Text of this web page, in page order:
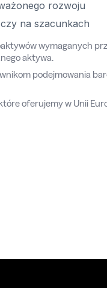
rozwoju
na szacunkach
wymaganych
aktywa.
podejmowania
oferujemy w Unii